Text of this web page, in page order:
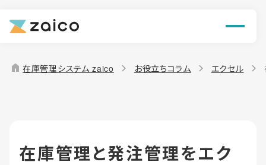
機能
解決できる課題
導入事例
home 在庫管理システム zaico お役立ちコラム エクセル
在庫管理と発注管理をエク